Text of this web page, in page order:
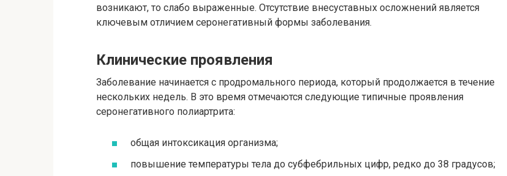
возникают, то слабо выраженные. Отсутствие внесуставных осложнений является
ключевым отличием серонегативный формы заболевания.
Клинические проявления
Заболевание начинается с продромального периода, который продолжается в течение
нескольких недель. В это время отмечаются следующие типичные проявления
серонегативного полиартрита:
общая интоксикация организма;
повышение температуры тела до субфебрильных цифр, редко до 38 градусов;